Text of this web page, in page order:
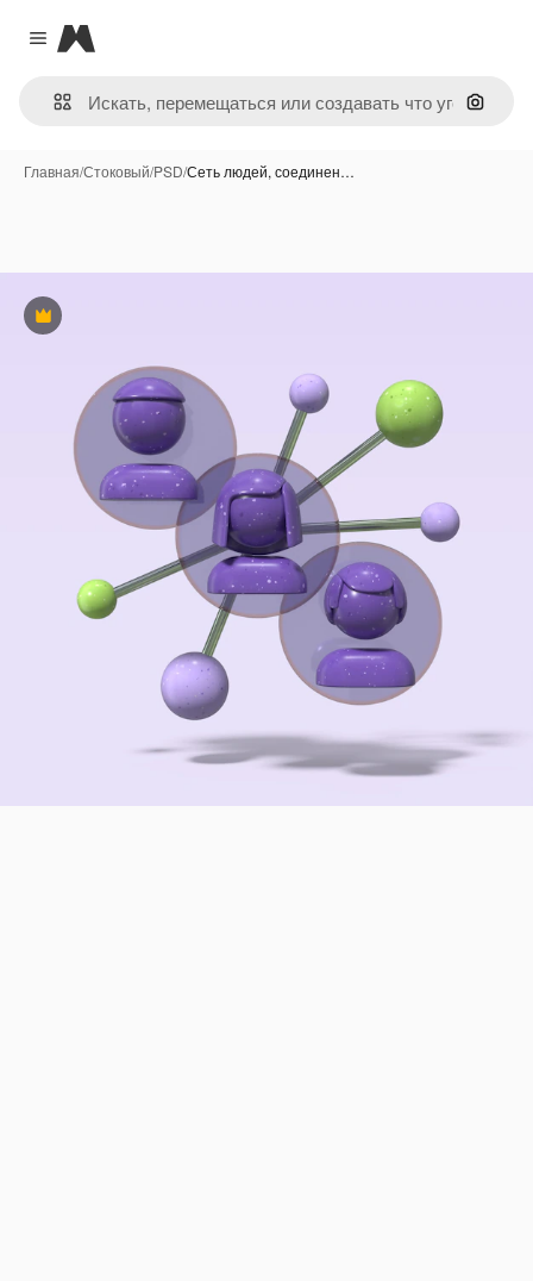
Close menu
Magnific
Поиск
Главная/Стоковый/PSD/Сеть людей, соединен…
Премиум